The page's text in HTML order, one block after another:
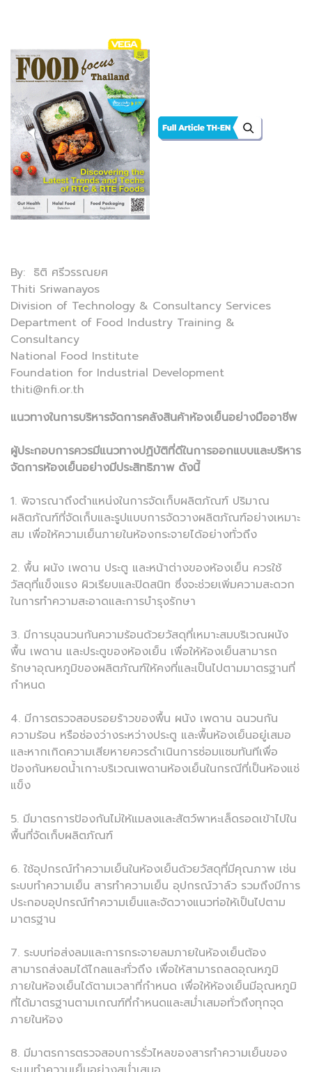
By: ธิติ ศรีวรรณยศ
Thiti Sriwanayos
Division of Technology & Consultancy Services
Department of Food Industry Training &
Consultancy
National Food Institute
Foundation for Industrial Development
thiti@nfi.or.th
แนวทางในการบริหารจัดการคลังสินค้าห้องเย็นอย่างมืออาชีพ
ผู้ประกอบการควรมีแนวทางปฏิบัติที่ดีในการออกแบบและบริหาร
จัดการห้องเย็นอย่างมีประสิทธิภาพ ดังนี้
1. พิจารณาถึงตำแหน่งในการจัดเก็บผลิตภัณฑ์ ปริมาณ
ผลิตภัณฑ์ที่จัดเก็บและรูปแบบการจัดวางผลิตภัณฑ์อย่างเหมาะ
สม เพื่อให้ความเย็นภายในห้องกระจายได้อย่างทั่วถึง
2. พื้น ผนัง เพดาน ประตู และหน้าต่างของห้องเย็น ควรใช้
วัสดุที่แข็งแรง ผิวเรียบและปิดสนิท ซึ่งจะช่วยเพิ่มความสะดวก
ในการทำความสะอาดและการบำรุงรักษา
3. มีการบุฉนวนกันความร้อนด้วยวัสดุที่เหมาะสมบริเวณผนัง
พื้น เพดาน และประตูของห้องเย็น เพื่อให้ห้องเย็นสามารถ
รักษาอุณหภูมิของผลิตภัณฑ์ให้คงที่และเป็นไปตามมาตรฐานที่
กำหนด
4. มีการตรวจสอบรอยร้าวของพื้น ผนัง เพดาน ฉนวนกัน
ความร้อน หรือช่องว่างระหว่างประตู และพื้นห้องเย็นอยู่เสมอ
และหากเกิดความเสียหายควรดำเนินการซ่อมแซมทันทีเพื่อ
ป้องกันหยดน้ำเกาะบริเวณเพดานห้องเย็นในกรณีที่เป็นห้องแช่
แข็ง
5. มีมาตรการป้องกันไม่ให้แมลงและสัตว์พาหะเล็ดรอดเข้าไปใน
พื้นที่จัดเก็บผลิตภัณฑ์
6. ใช้อุปกรณ์ทำความเย็นในห้องเย็นด้วยวัสดุที่มีคุณภาพ เช่น
ระบบทำความเย็น สารทำความเย็น อุปกรณ์วาล์ว รวมถึงมีการ
ประกอบอุปกรณ์ทำความเย็นและจัดวางแนวท่อให้เป็นไปตาม
มาตรฐาน
7. ระบบท่อส่งลมและการกระจายลมภายในห้องเย็นต้อง
สามารถส่งลมได้ไกลและทั่วถึง เพื่อให้สามารถลดอุณหภูมิ
ภายในห้องเย็นได้ตามเวลาที่กำหนด เพื่อให้ห้องเย็นมีอุณหภูมิ
ที่ได้มาตรฐานตามเกณฑ์ที่กำหนดและสม่ำเสมอทั่วถึงทุกจุด
ภายในห้อง
8. มีมาตรการตรวจสอบการรั่วไหลของสารทำความเย็นของ